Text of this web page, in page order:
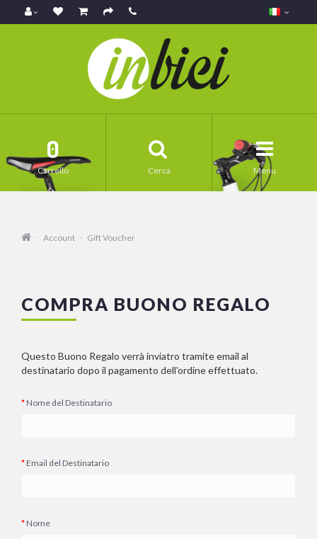
Menu
Cerca
0
Carrello
Account Gift Voucher
COMPRA BUONO REGALO
Questo Buono Regalo verrà inviatro tramite email al
destinatario dopo il pagamento dell'ordine effettuato.
Nome del Destinatario
Email del Destinatario
Nome